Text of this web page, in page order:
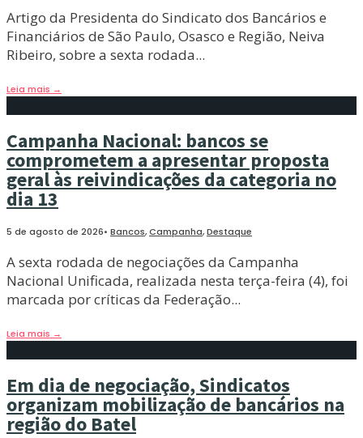
Artigo da Presidenta do Sindicato dos Bancários e
Financiários de São Paulo, Osasco e Região, Neiva
Ribeiro, sobre a sexta rodada...
Leia mais →
Campanha Nacional: bancos se
comprometem a apresentar proposta
geral às reivindicações da categoria no
dia 13
5 de agosto de 2026• Bancos,Campanha,Destaque
A sexta rodada de negociações da Campanha
Nacional Unificada, realizada nesta terça-feira (4), foi
marcada por críticas da Federação...
Leia mais →
Em dia de negociação, Sindicatos
organizam mobilização de bancários na
região do Batel